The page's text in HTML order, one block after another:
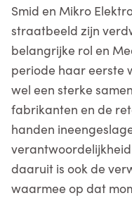
Smid en Mikro
straatbeeld zijn
belangrijke rol en
periode haar eerste
wel een sterke
fabrikanten en de
handen
daaruit is ook de
waarmee op dat